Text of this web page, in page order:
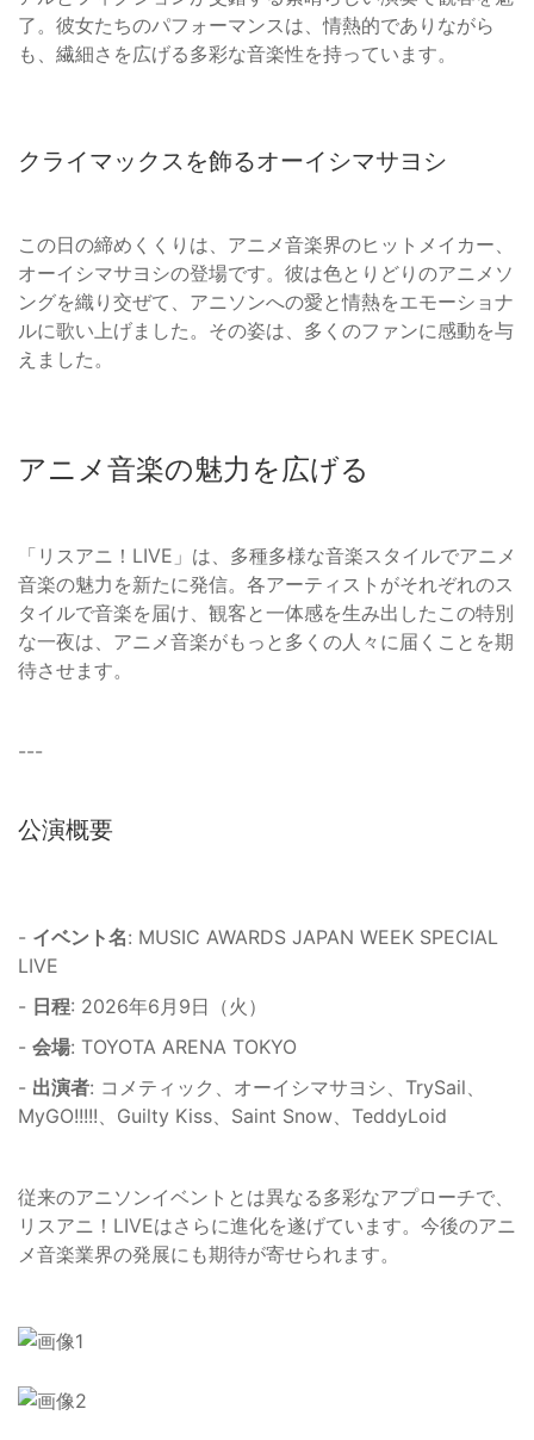
了。彼女たちのパフォーマンスは、情熱的でありながら
も、繊細さを広げる多彩な音楽性を持っています。
クライマックスを飾るオーイシマサヨシ
この日の締めくくりは、アニメ音楽界のヒットメイカー、
オーイシマサヨシの登場です。彼は色とりどりのアニメソ
ングを織り交ぜて、アニソンへの愛と情熱をエモーショナ
ルに歌い上げました。その姿は、多くのファンに感動を与
えました。
アニメ音楽の魅力を広げる
「リスアニ！LIVE」は、多種多様な音楽スタイルでアニメ
音楽の魅力を新たに発信。各アーティストがそれぞれのス
タイルで音楽を届け、観客と一体感を生み出したこの特別
な一夜は、アニメ音楽がもっと多くの人々に届くことを期
待させます。
---
公演概要
- イベント名: MUSIC AWARDS JAPAN WEEK SPECIAL
LIVE
- 日程: 2026年6月9日（火）
- 会場: TOYOTA ARENA TOKYO
- 出演者: コメティック、オーイシマサヨシ、TrySail、
MyGO!!!!!、Guilty Kiss、Saint Snow、TeddyLoid
従来のアニソンイベントとは異なる多彩なアプローチで、
リスアニ！LIVEはさらに進化を遂げています。今後のアニ
メ音楽業界の発展にも期待が寄せられます。